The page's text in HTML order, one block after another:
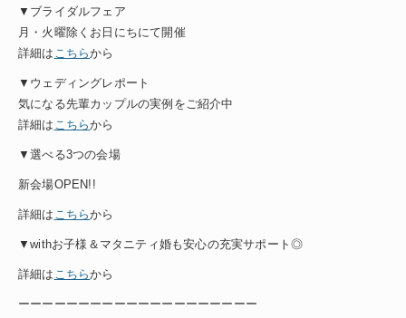
▼ブライダルフェア
月・火曜除くお日にちにて開催
詳細は こちらから
▼ウェディングレポート
気になる先輩カップルの実例をご紹介中
詳細は こちらから
▼選べる3つの会場
新会場OPEN!!
詳細は こちらから
▼withお子様＆マタニティ婚も安心の充実サポート◎
詳細は こちらから
ーーーーーーーーーーーーーーーーーーーー